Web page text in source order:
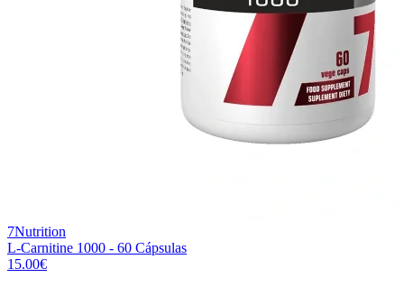
7Nutrition
L-Carnitine 1000 - 60 Cápsulas
15.00€